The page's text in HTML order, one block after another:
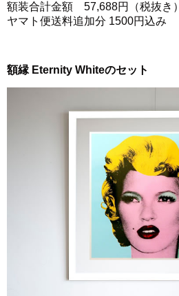
額装合計金額 57,688円（税抜き）
ヤマト便送料追加分 1500円込み
額縁 Eternity Whiteのセット